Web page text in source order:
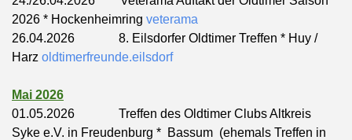
2026 * Hockenheimring veterama
26.04.2026 8. Eilsdorfer Oldtimer Treffen * Huy /
Harz oldtimerfreunde.eilsdorf
Mai 2026
01.05.2026 Treffen des Oldtimer Clubs Altkreis
Syke e.V. in Freudenburg * Bassum (ehemals Treffen in